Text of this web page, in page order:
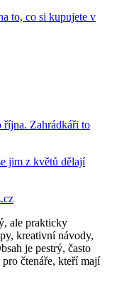
to, co si kupujete v
října. Zahrádkáři to
jim z květů dělají
ale prakticky
kreativní návody,
je pestrý, často
čtenáře, kteří mají